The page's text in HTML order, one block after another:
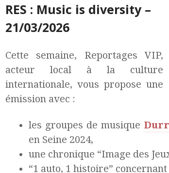
RES : Music is diversity –
21/03/2026
Cette semaine, Reportages VIP,
acteur local à la culture
internationale, vous propose une
émission avec :
les groupes de musique
en Seine 2024,
une chronique “Image des
“1 auto, 1 histoire”